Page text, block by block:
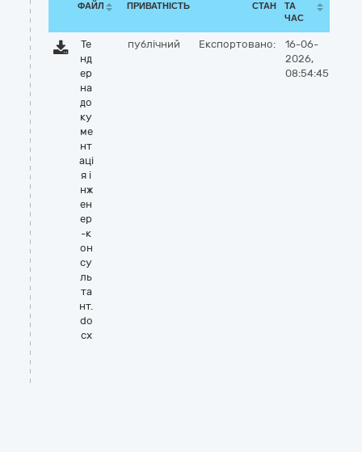
ФАЙЛ ПРИВАТНІСТЬ СТАН
ТА
ЧАС
Те
нд
ер
на
до
ку
ме
нт
аці
я і
нж
ен
ер
-к
он
су
ль
та
нт.
do
cx
публічний Експортовано:
16-06-
2026,
08:54:45